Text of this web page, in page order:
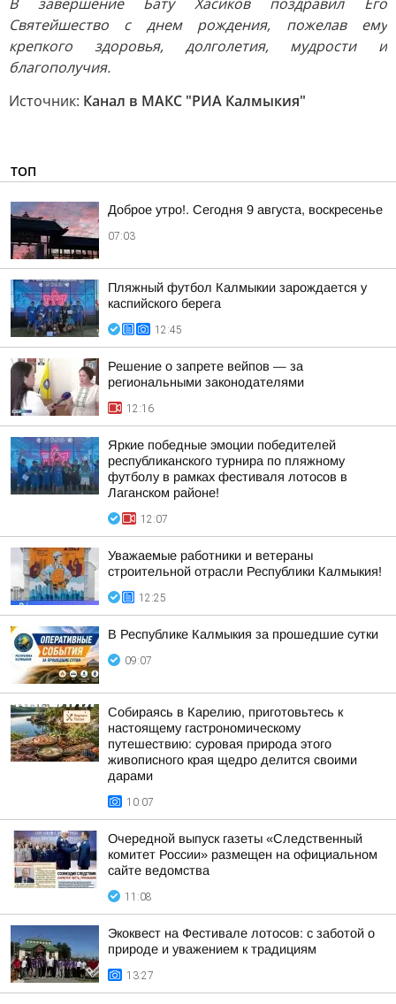
Святейшество с днем рождения, пожелав ему
крепкого здоровья, долголетия, мудрости и
благополучия.
Источник: Канал в МАКС "РИА Калмыкия"
ТОП
Доброе утро!. Сегодня 9 августа, воскресенье
07:03
Пляжный футбол Калмыкии зарождается у
каспийского берега
12:45
Решение о запрете вейпов — за
региональными законодателями
12:16
Яркие победные эмоции победителей
республиканского турнира по пляжному
футболу в рамках фестиваля лотосов в
Лаганском районе!
12:07
Уважаемые работники и ветераны
строительной отрасли Республики Калмыкия!
12:25
В Республике Калмыкия за прошедшие сутки
09:07
Собираясь в Карелию, приготовьтесь к
настоящему гастрономическому
путешествию: суровая природа этого
живописного края щедро делится своими
дарами
10:07
Очередной выпуск газеты «Следственный
комитет России» размещен на официальном
сайте ведомства
11:08
Экоквест на Фестивале лотосов: с заботой о
природе и уважением к традициям
13:27